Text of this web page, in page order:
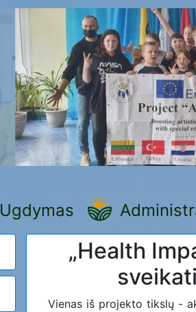
Ugdymas
„Health
Vienas iš projekto tikslų -